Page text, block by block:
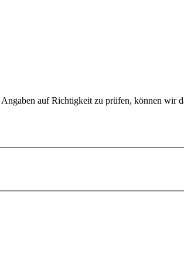
auf Richtigkeit zu prüfen, können wir